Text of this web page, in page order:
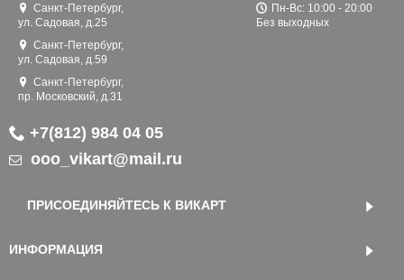
Санкт-Петербург,
ул. Садовая, д.25
Санкт-Петербург,
ул. Садовая, д.59
Санкт-Петербург,
пр. Московский, д.31
Пн-Вс: 10:00 - 20:00
Без выходных
+7(812) 984 04 05
ooo_vikart@mail.ru
ПРИСОЕДИНЯЙТЕСЬ К ВИКАРТ
ИНФОРМАЦИЯ